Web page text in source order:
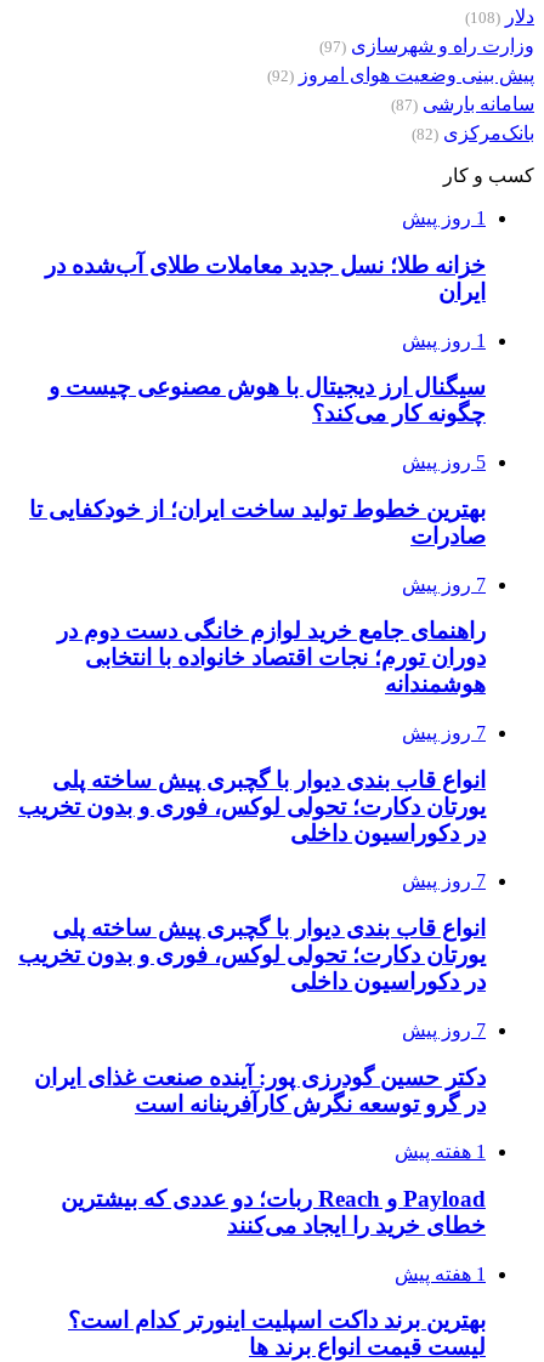
دلار (108)
وزارت راه و شهرسازی (97)
پیش بینی وضعیت هوای امروز (92)
سامانه بارشی (87)
بانک‌مرکزی (82)
کسب و کار
1 روز پیش
خزانه طلا؛ نسل جدید معاملات طلای آب‌شده در
ایران
1 روز پیش
سیگنال ارز دیجیتال با هوش مصنوعی چیست و
چگونه کار می‌کند؟
5 روز پیش
بهترین خطوط تولید ساخت ایران؛ از خودکفایی تا
صادرات
7 روز پیش
راهنمای جامع خرید لوازم خانگی دست دوم در
دوران تورم؛ نجات اقتصاد خانواده با انتخابی
هوشمندانه
7 روز پیش
انواع قاب بندی دیوار با گچبری پیش ساخته پلی
یورتان دکارت؛ تحولی لوکس، فوری و بدون تخریب
در دکوراسیون داخلی
7 روز پیش
انواع قاب بندی دیوار با گچبری پیش ساخته پلی
یورتان دکارت؛ تحولی لوکس، فوری و بدون تخریب
در دکوراسیون داخلی
7 روز پیش
دکتر حسین گودرزی پور: آینده صنعت غذای ایران
در گرو توسعه نگرش کارآفرینانه است
1 هفته پیش
Payload و Reach ربات؛ دو عددی که بیشترین
خطای خرید را ایجاد می‌کنند
1 هفته پیش
بهترین برند داکت اسپلیت اینورتر کدام است؟
لیست قیمت انواع برند ها